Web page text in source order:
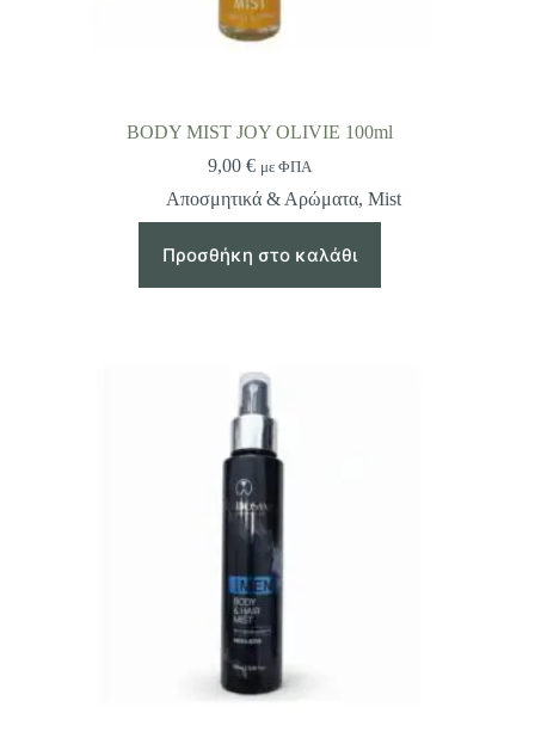
BODY MIST JOY OLIVIE 100ml
9,00 € με ΦΠΑ
Αποσμητικά & Αρώματα, Mist
Προσθήκη στο καλάθι